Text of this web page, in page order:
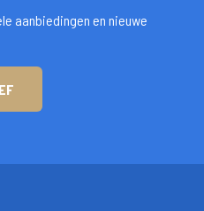
aanbiedingen en nieuwe